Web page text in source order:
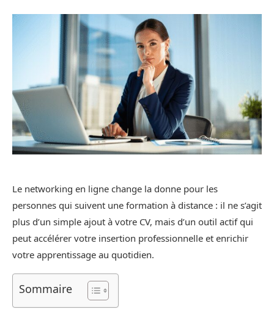
Le networking en ligne change la donne pour les
personnes qui suivent une formation à distance : il ne s’agit
plus d’un simple ajout à votre CV, mais d’un outil actif qui
peut accélérer votre insertion professionnelle et enrichir
votre apprentissage au quotidien.
Sommaire